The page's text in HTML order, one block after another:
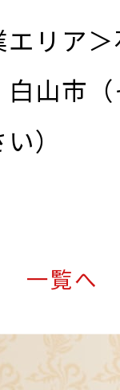
リア
山市
）
一覧へ